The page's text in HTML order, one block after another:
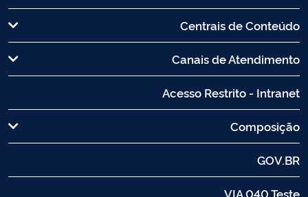
Centrais de Conteúdo
Canais de Atendimento
Acesso Restrito - Intranet
Composição
GOV.BR
VIA 040 Teste